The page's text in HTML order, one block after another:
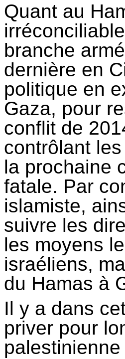
Quant au
branche
dernière en
politique en
Gaza, pour
conflit de
contrôlant
la prochaine
fatale. Par
islamiste,
suivre les
les moyens
israéliens,
du Hamas à
Il y a dans
priver pour